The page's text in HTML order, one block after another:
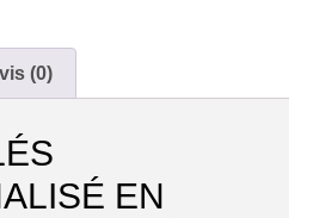
(0)
EN